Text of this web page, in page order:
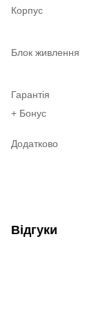
Корпус
Блок живлення
Гарантія
+ Бонус
Додатково
Відгуки